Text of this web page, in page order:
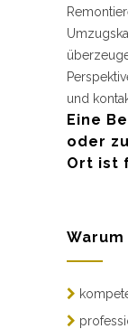
und
Eine
oder
Ort ist
Warum